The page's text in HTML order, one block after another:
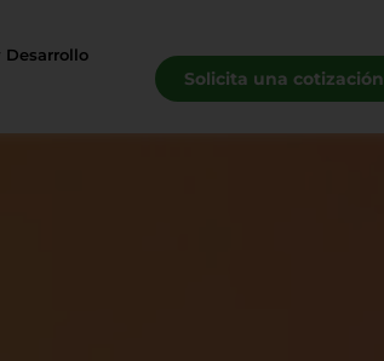
Solicita una cotización